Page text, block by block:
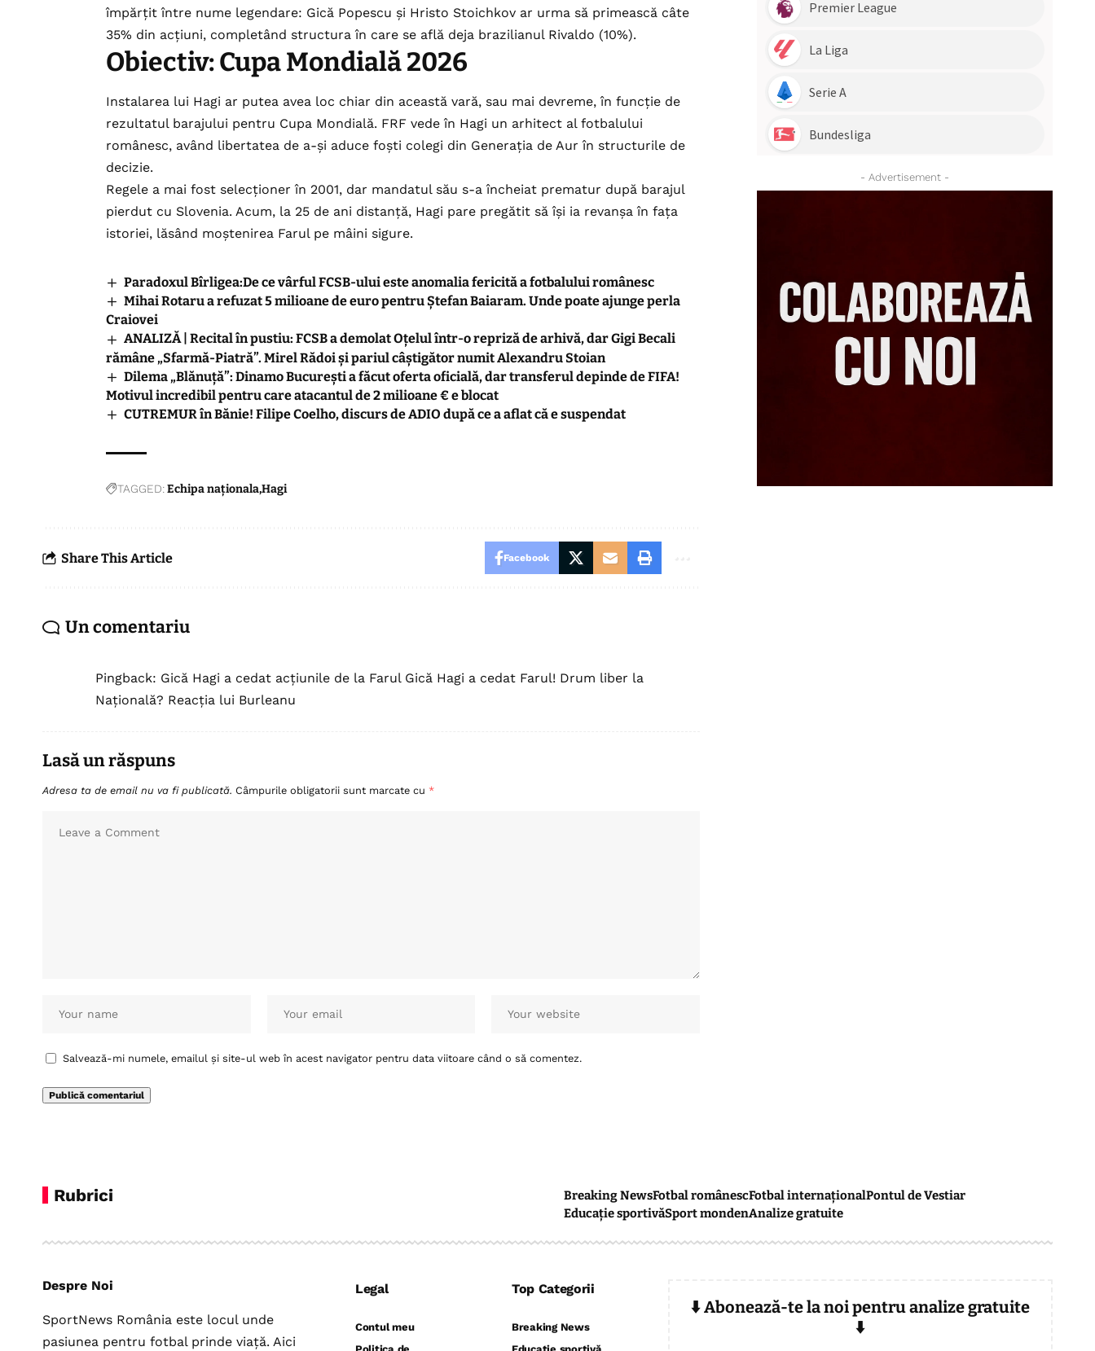
împărțit între nume legendare: Gică Popescu și Hristo Stoichkov ar urma să primească câte
35% din acțiuni, completând structura în care se află deja brazilianul Rivaldo (10%).
​Obiectiv: Cupa Mondială 2026
​Instalarea lui Hagi ar putea avea loc chiar din această vară, sau mai devreme, în funcție de
rezultatul barajului pentru Cupa Mondială. FRF vede în Hagi un arhitect al fotbalului
românesc, având libertatea de a-și aduce foști colegi din Generația de Aur în structurile de
decizie.
​Regele a mai fost selecționer în 2001, dar mandatul său s-a încheiat prematur după barajul
pierdut cu Slovenia. Acum, la 25 de ani distanță, Hagi pare pregătit să își ia revanșa în fața
istoriei, lăsând moștenirea Farul pe mâini sigure.
Paradoxul Bîrligea:De ce vârful FCSB-ului este anomalia fericită a fotbalului românesc
Mihai Rotaru a refuzat 5 milioane de euro pentru Ștefan Baiaram. Unde poate ajunge perla
Craiovei
ANALIZĂ | Recital în pustiu: FCSB a demolat Oțelul într-o repriză de arhivă, dar Gigi Becali
rămâne „Sfarmă-Piatră”. Mirel Rădoi și pariul câștigător numit Alexandru Stoian
Dilema „Blănuță”: Dinamo București a făcut oferta oficială, dar transferul depinde de FIFA!
Motivul incredibil pentru care atacantul de 2 milioane € e blocat
CUTREMUR în Bănie! Filipe Coelho, discurs de ADIO după ce a aflat că e suspendat
TAGGED:Echipa naționalaHagi
Share This Article Facebook
Un comentariu
Pingback: Gică Hagi a cedat acțiunile de la Farul Gică Hagi a cedat Farul! Drum liber la
Națională? Reacția lui Burleanu
Lasă un răspuns
Adresa ta de email nu va fi publicată. Câmpurile obligatorii sunt marcate cu *
Salvează-mi numele, emailul și site-ul web în acest navigator pentru data viitoare când o să comentez.
- Advertisement -
Rubrici Breaking NewsFotbal românescFotbal internaționalPontul de Vestiar
Educație sportivăSport mondenAnalize gratuite
Despre Noi
SportNews România este locul unde
pasiunea pentru fotbal prinde viață. Aici
Legal
Contul meu
Top Categorii
Breaking News
⬇️ Abonează-te la noi pentru analize gratuite
⬇️